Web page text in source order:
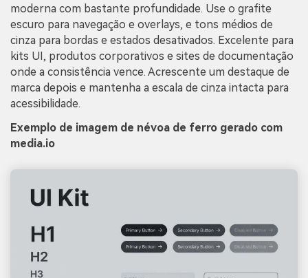
moderna com bastante profundidade. Use o grafite
escuro para navegação e overlays, e tons médios de
cinza para bordas e estados desativados. Excelente para
kits UI, produtos corporativos e sites de documentação
onde a consistência vence. Acrescente um destaque de
marca depois e mantenha a escala de cinza intacta para
acessibilidade.
Exemplo de imagem de névoa de ferro gerado com
media.io